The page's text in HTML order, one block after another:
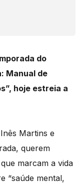
do
Manual de
hoje estreia a
Martins e
querem
marcam a vida
“saúde mental,